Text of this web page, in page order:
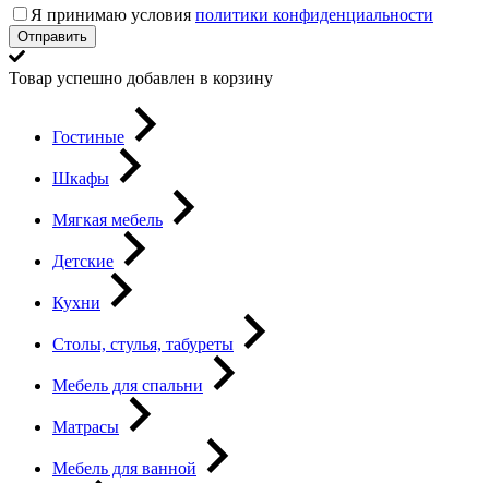
Я принимаю условия политики конфиденциальности
Отправить
Товар успешно добавлен в корзину
Гостиные
Шкафы
Мягкая мебель
Детские
Кухни
Столы, стулья, табуреты
Мебель для спальни
Матрасы
Мебель для ванной